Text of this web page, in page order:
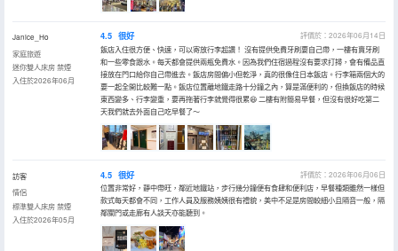
Janice_Ho
家庭旅遊
迷你雙人床房 禁煙
入住於2026年06月
4.5 很好
評價於：2026年06月14日
飯店入住很方便、快速，可以寄放行李超讚！ 沒有提供免費牙刷要自己帶，一樓有賣牙刷
和一些零食跟水。每天都會提供兩瓶免費水。因為我們住宿過程沒有要求打掃，會有備品直
接放在門口給你自己帶進去。飯店房間偏小但乾淨，真的很像住日本飯店。行李箱兩個大的
要一起全開比較難一點。飯店位置離地鐵走路十分鐘之內，算是滿便利的，但換飯店的時候
東西變多、行李變重，要再拖著行李就覺得很累😆 二樓有附簡易早餐，但沒有很好吃第二
天我們就去外面自己吃早餐了～
訪客
情侶
標準雙人床房 禁煙
入住於2026年05月
4.5 很好
評價於：2026年06月06日
位置非常好，靜中帶旺，鄰近地鐵站，步行幾分鐘便有食肆和便利店，早餐種類雖然一樣但
款式每天都會不同，工作人員及服務姨姨很有禮貌，美中不足是房間較細小且隔音一般，隔
鄰關門或走廊有人談天亦能聽到。